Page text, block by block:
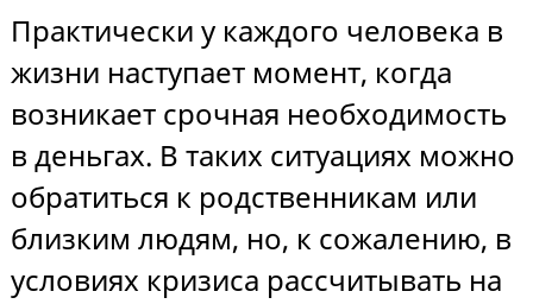
Практически у каждого человека в
жизни наступает момент, когда
возникает срочная необходимость
в деньгах. В таких ситуациях можно
обратиться к родственникам или
близким людям, но, к сожалению, в
условиях кризиса рассчитывать на